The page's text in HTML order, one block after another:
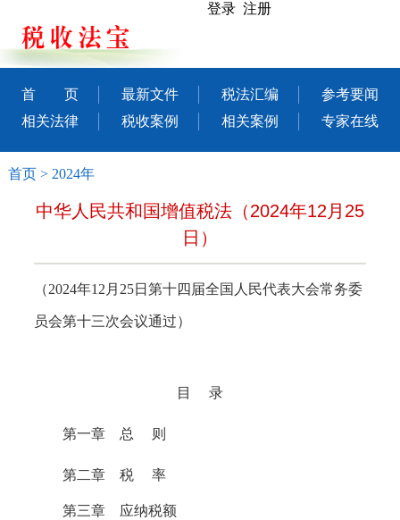
登录 注册
首 页 最新文件 税法汇编
参考要闻
相关法律
税收案例 相关案例 专家在线
首页> 2024年
中华人民共和国增值税法（2024年12月25
日）
（2024年12月25日第十四届全国人民代表大会常务委
员会第十三次会议通过）
目 录
第一章 总 则
第二章 税 率
第三章 应纳税额